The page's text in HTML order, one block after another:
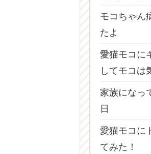
モコちゃん
たよ
愛猫モコに
してモコは
家族になっ
日
愛猫モコに
てみた！